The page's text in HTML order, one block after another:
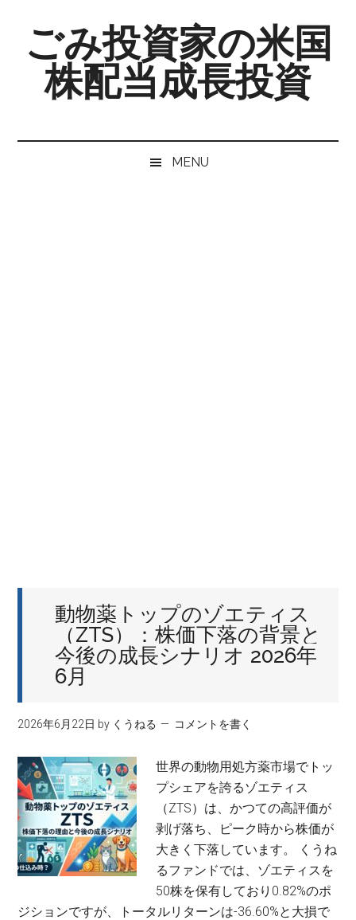
secondary
primaryごみ投資家の米国
株配当成長投資
MENU
動物薬トップのゾエティス
（ZTS）：株価下落の背景と
今後の成長シナリオ 2026年
6月
2026年6月22日 by くうねる コメントを書く
世界の動物用処方薬市場でトッ
プシェアを誇るゾエティス
（ZTS）は、かつての高評価が
剥げ落ち、ピーク時から株価が
大きく下落しています。 くうね
るファンドでは、ゾエティスを
50株を保有しており0.82%のポ
ジションですが、トータルリターンは-36.60%と大損で